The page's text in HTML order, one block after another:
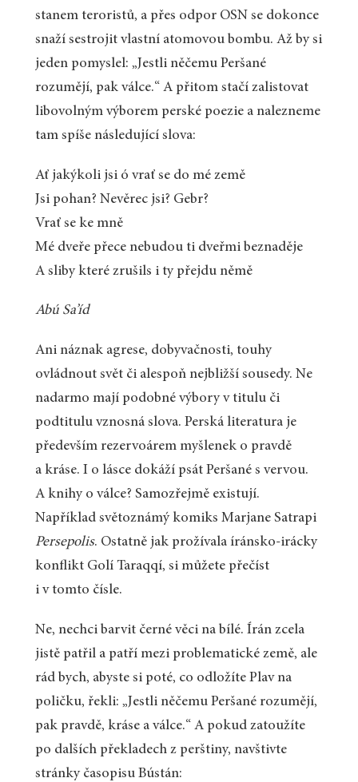
stanem teroristů, a přes odpor OSN se dokonce
snaží sestrojit vlastní atomovou bombu. Až by si
jeden pomyslel: „Jestli něčemu Peršané
rozumějí, pak válce.“ A přitom stačí zalistovat
libovolným výborem perské poezie a nalezneme
tam spíše následující slova:
Ať jakýkoli jsi ó vrať se do mé země
Jsi pohan? Nevěrec jsi? Gebr?
Vrať se ke mně
Mé dveře přece nebudou ti dveřmi beznaděje
A sliby které zrušils i ty přejdu němě
Abú Sa’íd
Ani náznak agrese, dobyvačnosti, touhy
ovládnout svět či alespoň nejbližší sousedy. Ne
nadarmo mají podobné výbory v titulu či
podtitulu vznosná slova. Perská literatura je
především rezervoárem myšlenek o pravdě
a kráse. I o lásce dokáží psát Peršané s vervou.
A knihy o válce? Samozřejmě existují.
Například světoznámý komiks Marjane Satrapi
Persepolis. Ostatně jak prožívala íránsko-irácky
konflikt Golí Taraqqí, si můžete přečíst
i v tomto čísle.
Ne, nechci barvit černé věci na bílé. Írán zcela
jistě patřil a patří mezi problematické země, ale
rád bych, abyste si poté, co odložíte Plav na
poličku, řekli: „Jestli něčemu Peršané rozumějí,
pak pravdě, kráse a válce.“ A pokud zatoužíte
po dalších překladech z perštiny, navštivte
stránky časopisu Bústán: